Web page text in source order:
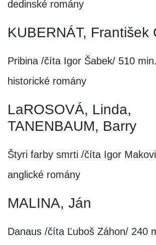
dedinské romány
KUBERNÁT, František
Pribina /číta Igor Šabek/ 510 min.
historické romány
LaROSOVÁ, Linda,
TANENBAUM, Barry
Štyri farby smrti /číta Igor
anglické romány
MALINA, Ján
Danaus /číta Ľuboš Záhon/ 240